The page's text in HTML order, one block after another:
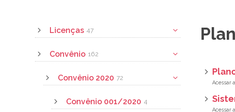
Licenças 47
Convênio 162
Convênio 2020 72
Convênio 001/2020 4